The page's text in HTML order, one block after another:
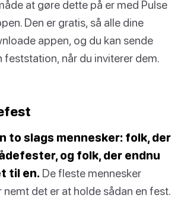
at gøre dette på er med Pulse
Den er gratis, så alle dine
appen, og du kan sende
feststation, når du inviterer dem.
to slags mennesker: folk, der
og folk, der endnu
til en. De fleste mennesker
nemt det er at holde sådan en fest.